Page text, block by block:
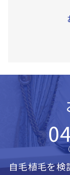
自毛植毛を検